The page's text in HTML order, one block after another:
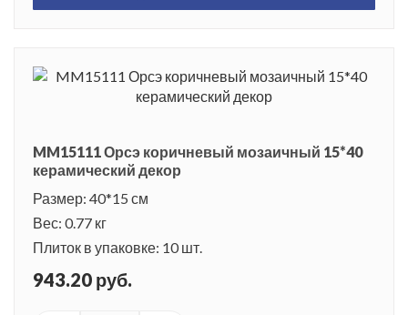
MM15111 Орсэ коричневый мозаичный 15*40
керамический декор
Размер: 40*15 см
Вес: 0.77 кг
Плиток в упаковке: 10 шт.
943.20 руб.